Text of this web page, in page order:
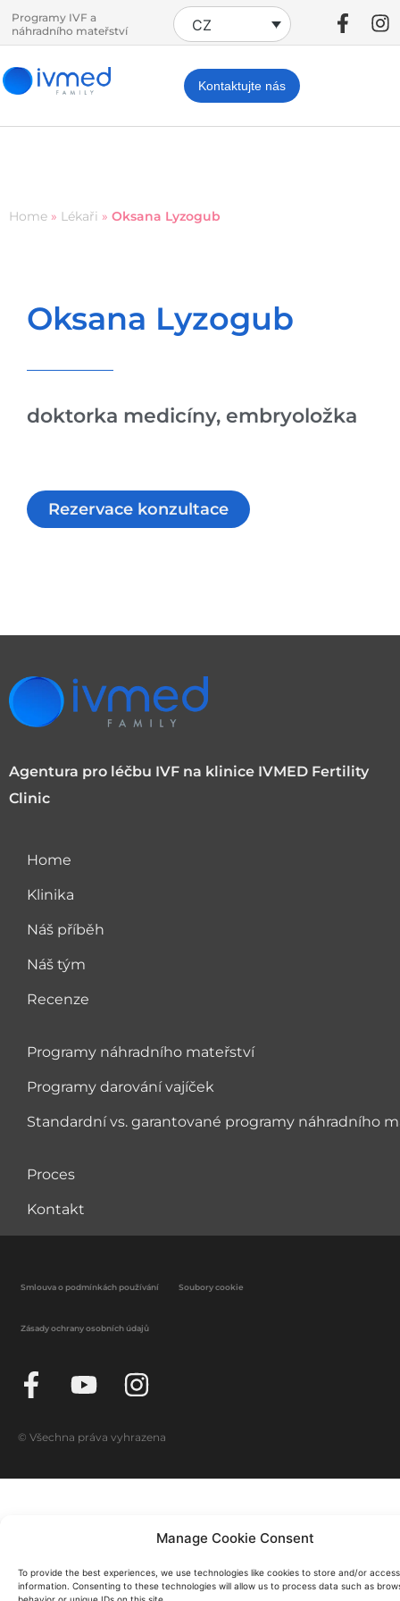
Manage Cookie Consent
To provide the best experiences, we use technologies like cookies to store and/or
information. Consenting to these technologies will allow us to process data such as
Programy IVF a
náhradního mateřství
CZ
Kontaktujte nás
Home » Lékaři » Oksana Lyzogub
Oksana Lyzogub
doktorka medicíny, embryoložka
Rezervace konzultace
Agentura pro léčbu IVF na klinice IVMED Fertility
Clinic
Home
Klinika
Náš příběh
Náš tým
Recenze
Programy náhradního mateřství
Programy darování vajíček
Standardní vs. garantované programy náhradního
Proces
Kontakt
Smlouva o podmínkách používání Soubory cookie
Zásady ochrany osobních údajů
© Všechna práva vyhrazena